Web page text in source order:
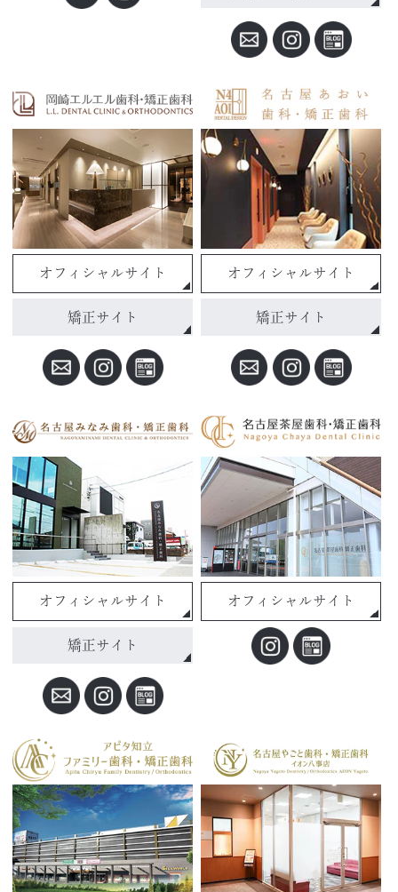
オフィシャルサイト
矯正サイト
オフィシャルサイト
矯正サイト
オフィシャルサイト
矯正サイト
オフィシャルサイト